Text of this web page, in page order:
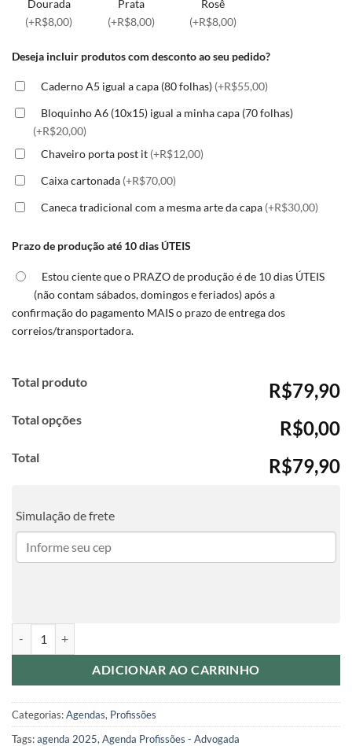
Dourada
(+R$8,00)
Prata
(+R$8,00)
Rosê
(+R$8,00)
Deseja incluir produtos com desconto ao seu pedido?
Caderno A5 igual a capa (80 folhas) (+R$55,00)
Bloquinho A6 (10x15) igual a minha capa (70 folhas)
(+R$20,00)
Chaveiro porta post it (+R$12,00)
Caixa cartonada (+R$70,00)
Caneca tradicional com a mesma arte da capa (+R$30,00)
Prazo de produção até 10 dias ÚTEIS
Estou ciente que o PRAZO de produção é de 10 dias ÚTEIS
(não contam sábados, domingos e feriados) após a
confirmação do pagamento MAIS o prazo de entrega dos
correios/transportadora.
Total produto R$79,90
Total opções R$0,00
Total R$79,90
Simulação de frete
ADICIONAR AO CARRINHO
Categorias:Agendas, Profissões
Tags:agenda 2025, Agenda Profissões - Advogada